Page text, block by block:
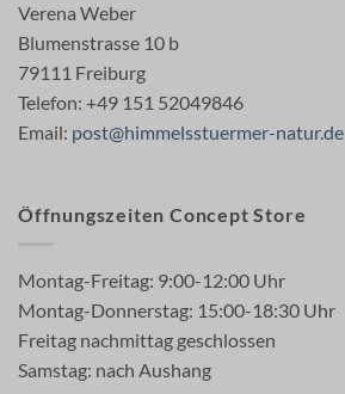
Verena Weber
Blumenstrasse 10 b
79111 Freiburg
Telefon: +49 151 52049846
Email: post@himmelsstuermer-natur.de
Öffnungszeiten Concept Store
Montag-Freitag: 9:00-12:00 Uhr
Montag-Donnerstag: 15:00-18:30 Uhr
Freitag nachmittag geschlossen
Samstag: nach Aushang